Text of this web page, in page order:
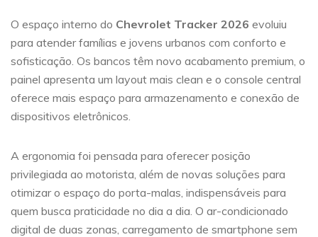
O espaço interno do Chevrolet Tracker 2026 evoluiu
para atender famílias e jovens urbanos com conforto e
sofisticação. Os bancos têm novo acabamento premium, o
painel apresenta um layout mais clean e o console central
oferece mais espaço para armazenamento e conexão de
dispositivos eletrônicos.
A ergonomia foi pensada para oferecer posição
privilegiada ao motorista, além de novas soluções para
otimizar o espaço do porta-malas, indispensáveis para
quem busca praticidade no dia a dia. O ar-condicionado
digital de duas zonas, carregamento de smartphone sem